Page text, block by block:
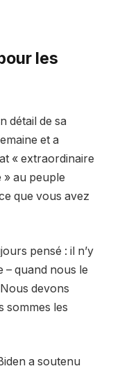
les
détail de sa
et a
« extraordinaire
» au peuple
que vous avez
pensé : il n’y
– quand nous le
devons
sommes les
a soutenu